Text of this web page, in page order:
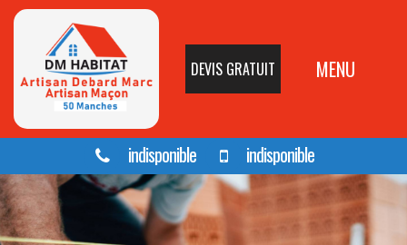
DEVIS GRATUIT MENU
indisponible indisponible